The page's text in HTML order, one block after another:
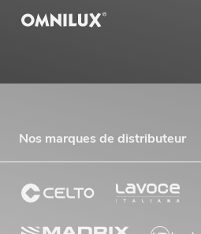
Nos marques de distributeur